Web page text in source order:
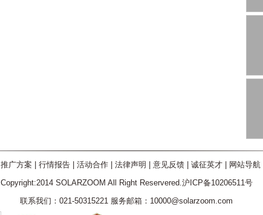
推广方案 行情报告| 活动合作| 法律声明 意见反馈| 诚征英才| 网站导航|
Copyright:2014 SOLARZOOM All Right Reservered.沪ICP备10206511号
联系我们：021-50315221 服务邮箱：10000@solarzoom.com